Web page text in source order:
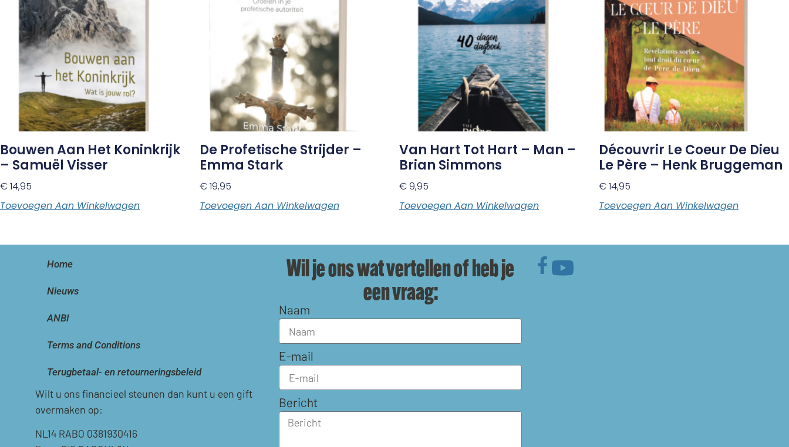
Bouwen Aan Het Koninkrijk
– Samuël Visser
€14,95
Toevoegen Aan Winkelwagen
De Profetische Strijder –
Emma Stark
€19,95
Toevoegen Aan Winkelwagen
Van Hart Tot Hart – Man –
Brian Simmons
€9,95
Toevoegen Aan Winkelwagen
Découvrir Le Coeur De Dieu
Le Père – Henk Bruggeman
€14,95
Toevoegen Aan Winkelwagen
Home
Nieuws
ANBI
Terms and Conditions
Terugbetaal- en retourneringsbeleid
Wilt u ons financieel steunen dan kunt u een gift
overmaken op:
NL14 RABO 0381930416
Wil je ons wat vertellen of heb je
een vraag:
Naam
E-mail
Bericht